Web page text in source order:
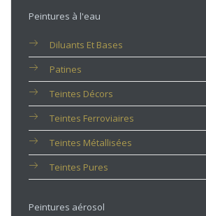
Peintures à l'eau
Diluants Et Bases
Patines
Teintes Décors
Teintes Ferroviaires
Teintes Métallisées
Teintes Pures
Peintures aérosol